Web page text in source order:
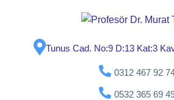
Tunus Cad. No:9 D:13 Kat:3
0312 467 92
0532 365 69